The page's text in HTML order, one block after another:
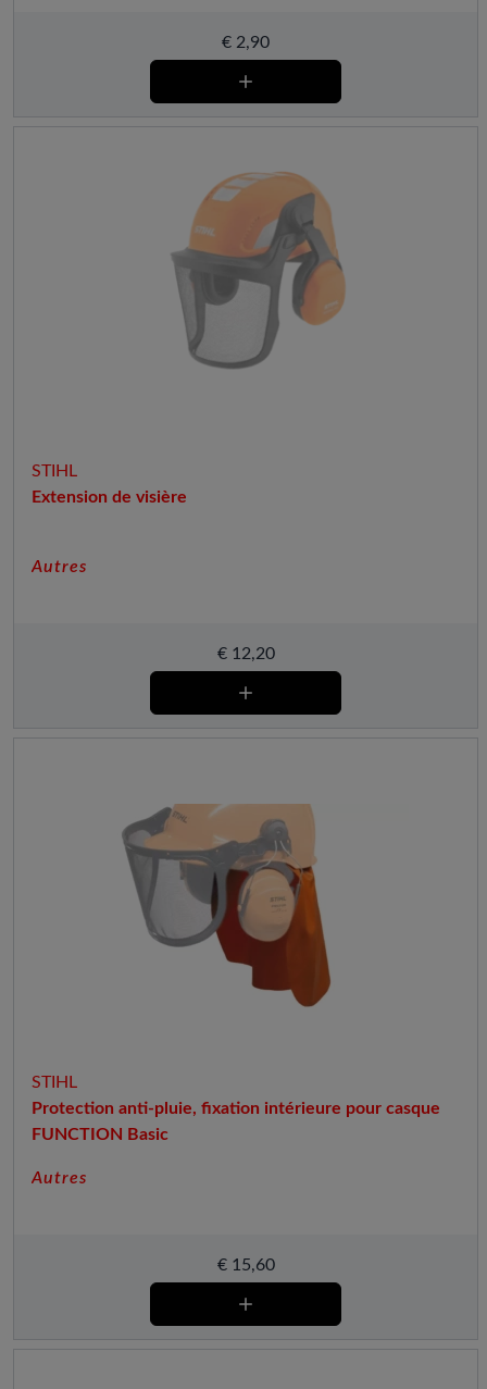
€ 2,90
STIHL
Extension de visière
Autres
€12,20
STIHL
Protection anti-pluie, fixation intérieure pour casque
FUNCTION Basic
Autres
€15,60